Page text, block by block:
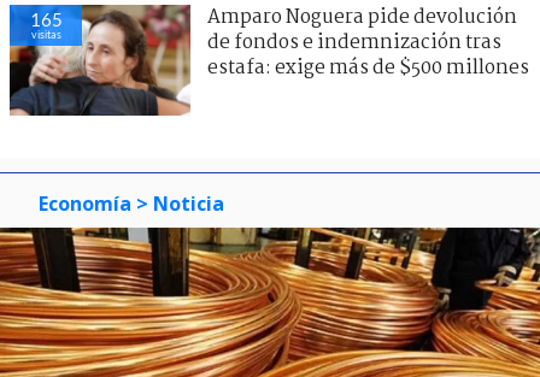
165
visitas
Amparo Noguera pide devolución
de fondos e indemnización tras
estafa: exige más de $500 millones
Economía > Noticia